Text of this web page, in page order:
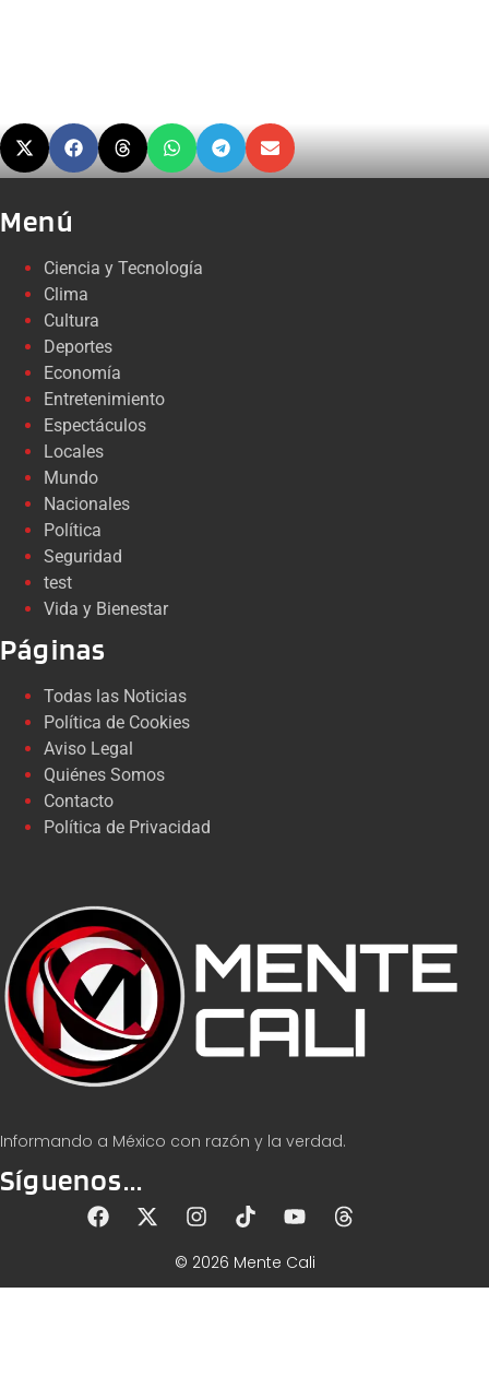
Informando a México con razón y la verdad.
Síguenos...
Menú
Ciencia y Tecnología
Clima
Cultura
Deportes
Economía
Entretenimiento
Espectáculos
Locales
Mundo
Nacionales
Política
Seguridad
test
Vida y Bienestar
Páginas
Todas las Noticias
Política de Cookies
Aviso Legal
Quiénes Somos
Contacto
Política de Privacidad
© 2026 Mente Cali